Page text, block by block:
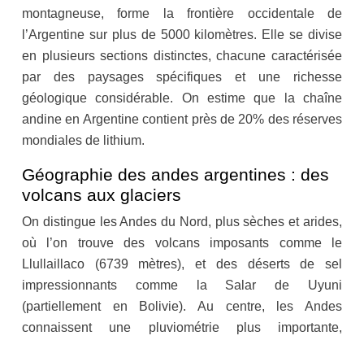
montagneuse, forme la frontière occidentale de
l’Argentine sur plus de 5000 kilomètres. Elle se divise
en plusieurs sections distinctes, chacune caractérisée
par des paysages spécifiques et une richesse
géologique considérable. On estime que la chaîne
andine en Argentine contient près de 20% des réserves
mondiales de lithium.
Géographie des andes argentines : des
volcans aux glaciers
On distingue les Andes du Nord, plus sèches et arides,
où l’on trouve des volcans imposants comme le
Llullaillaco (6739 mètres), et des déserts de sel
impressionnants comme la Salar de Uyuni
(partiellement en Bolivie). Au centre, les Andes
connaissent une pluviométrie plus importante,